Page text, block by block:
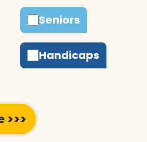
Seniors
Handicaps